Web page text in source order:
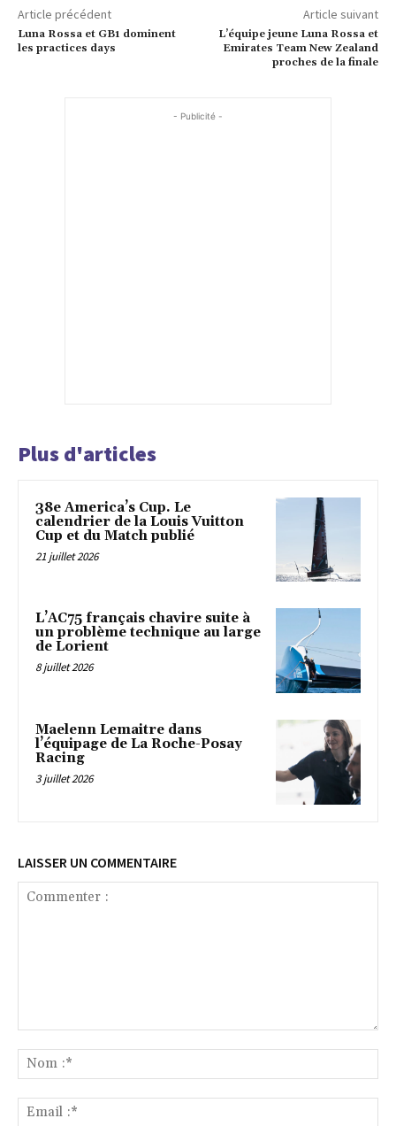
Article précédent
Luna Rossa et GB1 dominent
les practices days
Article suivant
L’équipe jeune Luna Rossa et
Emirates Team New Zealand
proches de la finale
- Publicité -
Plus d'articles
38e America’s Cup. Le
calendrier de la Louis Vuitton
Cup et du Match publié
21 juillet 2026
L’AC75 français chavire suite à
un problème technique au large
de Lorient
8 juillet 2026
Maelenn Lemaitre dans
l’équipage de La Roche-Posay
Racing
3 juillet 2026
LAISSER UN COMMENTAIRE
:*